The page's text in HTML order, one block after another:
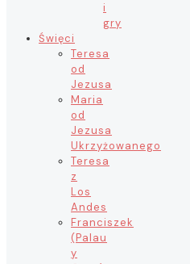
i
gry
Święci
Teresa
od
Jezusa
Maria
od
Jezusa
Ukrzyżowanego
Teresa
z
Los
Andes
Franciszek
(Palau
y